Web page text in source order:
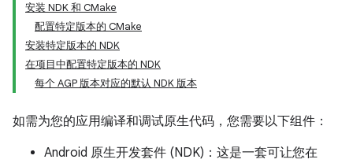
安装 NDK 和 CMake
配置特定版本的 CMake
安装特定版本的 NDK
在项目中配置特定版本的 NDK
每个 AGP 版本对应的默认 NDK 版本
如需为您的应用编译和调试原生代码，您需要以下组件：
Android 原生开发套件 (NDK)：这是一套可让您在